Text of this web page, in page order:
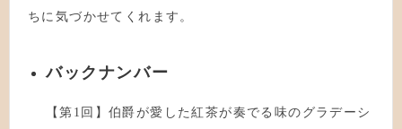
ちに気づかせてくれます。
バックナンバー
【第1回】伯爵が愛した紅茶が奏でる味のグラデーシ